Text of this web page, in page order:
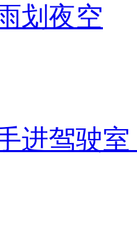
划夜空
进驾驶